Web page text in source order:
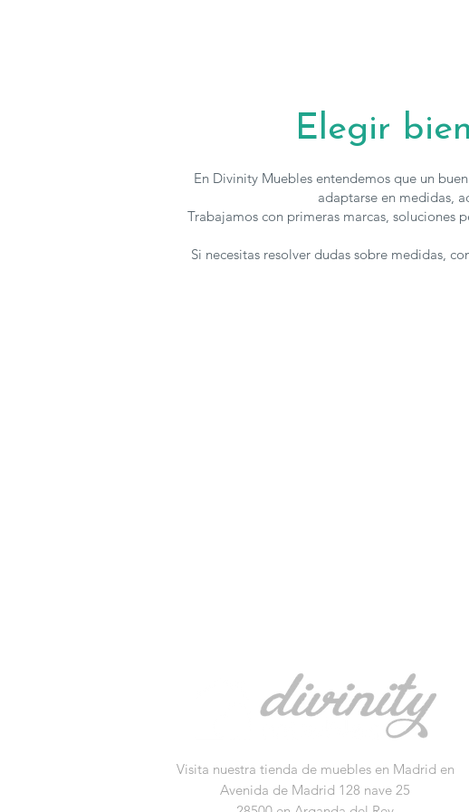
Elegir
En Divinity Muebles entendemos que un
adaptarse en medidas,
Trabajamos con primeras marcas, soluciones
Si necesitas resolver dudas sobre medidas,
Visita nuestra tienda de muebles en Madrid en
Avenida de Madrid 128 nave 25